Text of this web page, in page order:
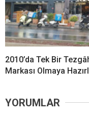
2010’da Tek Bir
Markası Olmaya
YORUMLAR